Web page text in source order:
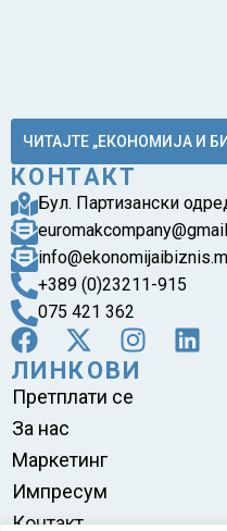
ЧИТАЈТЕ „ЕКОНОМИЈА И
КОНТАКТ
Бул. Партизански
+389 (0)23211-915
075 421 362
ЛИНКОВИ
Претплати се
За нас
Маркетинг
Импресум
Контакт